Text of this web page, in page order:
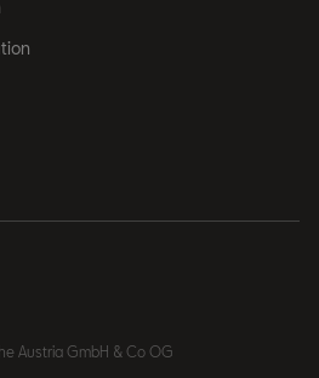
Austria GmbH & Co OG